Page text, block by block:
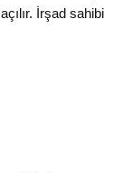
İrşad sahibi